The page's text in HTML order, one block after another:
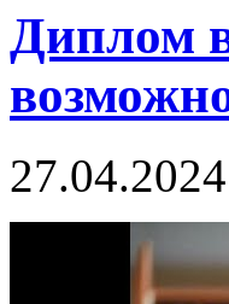
Диплом